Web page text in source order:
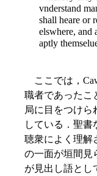
vnderstand
shall heare or
elswhere, and
aptly
ここでは，
職者であったこ
局に目をつけら
している．聖
聴衆によく理解
の一面が垣間見
が見出し語とし